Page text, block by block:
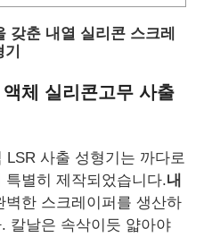
갖춘 내열 실리콘 스크레
체 실리콘고무 사출
LSR 사출 성형기는 까다로
별히 제작되었습니다.내
벽한 스크레이퍼를 생산하
칼날은 속삭이듯 얇아야